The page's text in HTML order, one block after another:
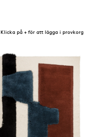
Klicka på + för att lägga i provkorg